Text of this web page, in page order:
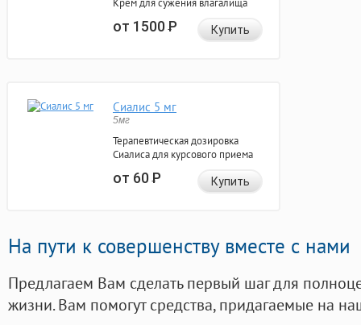
Крем для сужения влагалища
от 1500Р Купить
Сиалис 5 мг
5мг
Терапевтическая дозировка
Сиалиса для курсового приема
от 60Р Купить
На пути к совершенству вместе с нами
Предлагаем Вам сделать первый шаг для
жизни. Вам помогут средства, придагаемые на